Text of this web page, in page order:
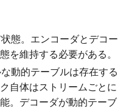
態。エンコーダとデコー
を維持する必要がある。
動的テーブルは存在する
自体はストリームごとに
。デコーダが動的テーブ